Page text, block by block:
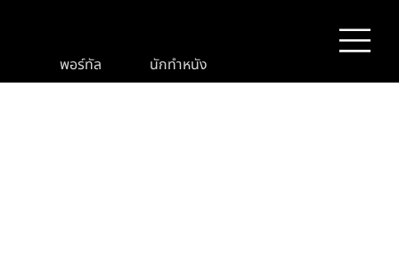
พอร์ทัล นักทำหนัง